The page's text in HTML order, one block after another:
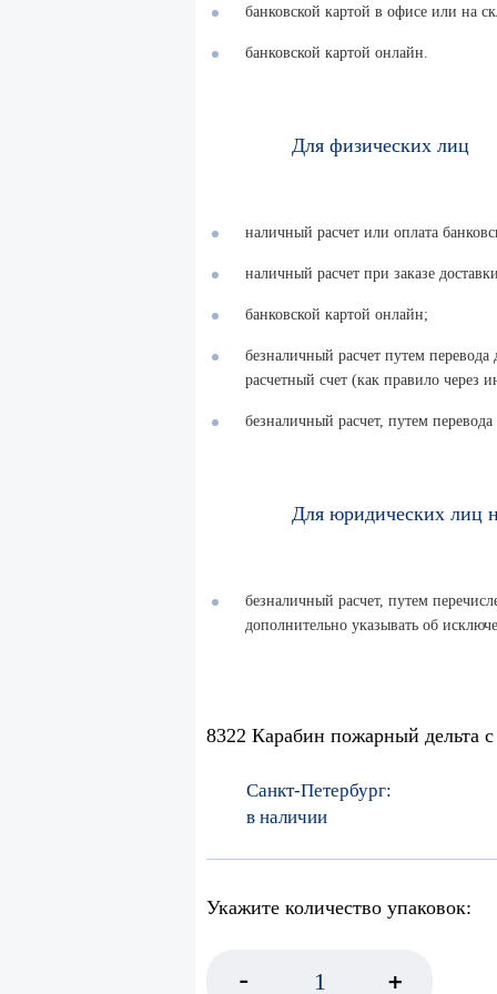
банковской картой в офисе или на
банковской картой онлайн.
Для физических лиц
наличный расчет или оплата
наличный расчет при заказе
банковской картой онлайн;
безналичный расчет путем
расчетный счет (как правило через
безналичный расчет, путем
Для юридических лиц
безналичный расчет, путем
дополнительно указывать об
8322 Карабин пожарный дельта
Санкт-Петербург:
в наличии
Укажите количество упаковок:
- +